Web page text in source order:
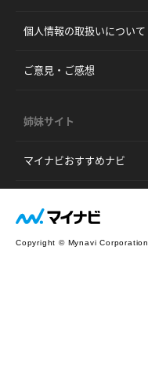
個人情報の取扱いについて
ご意見・ご感想
姉妹サイト
マイナビおすすめナビ
Copyright © Mynavi Corporation